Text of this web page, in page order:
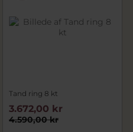
Tand ring 8 kt
4.590,00 kr
3.672,00 kr